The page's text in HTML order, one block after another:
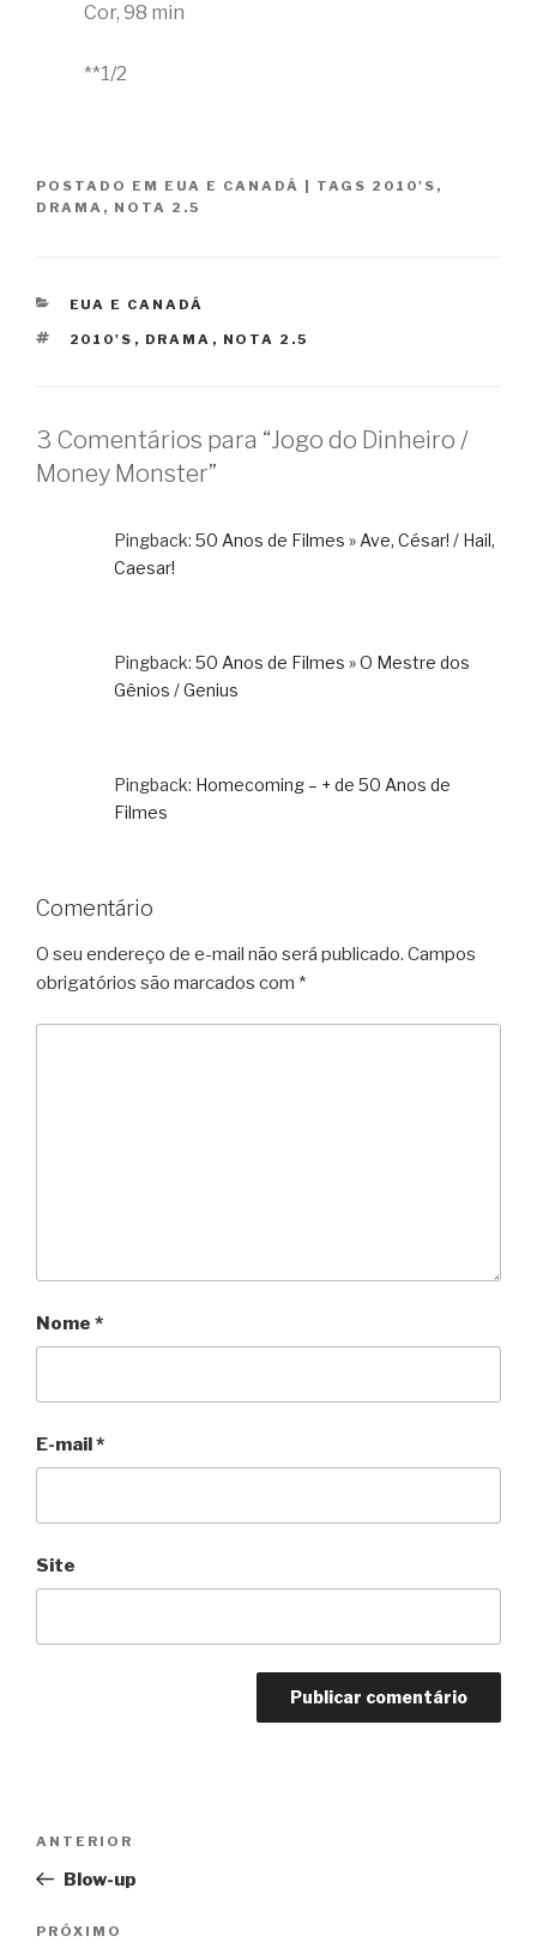
Cor, 98 min
**1/2
POSTADO EM EUA E CANADÁ | TAGS 2010'S ,
DRAMA , NOTA 2.5
CATEGORIAS
EUA E CANADÁ
TAGS
2010'S , DRAMA , NOTA 2.5
3 Comentários para “Jogo do Dinheiro /
Money Monster”
Pingback: 50 Anos de Filmes » Ave, César! / Hail,
Caesar!
Pingback: 50 Anos de Filmes » O Mestre dos
Gênios / Genius
Pingback: Homecoming – + de 50 Anos de
Filmes
Comentário
O seu endereço de e-mail não será publicado. Campos
obrigatórios são marcados com *
Nome *
E-mail*
Site
Post
Anterior
ANTERIOR
Blow-up
Próximo
PRÓXIMO